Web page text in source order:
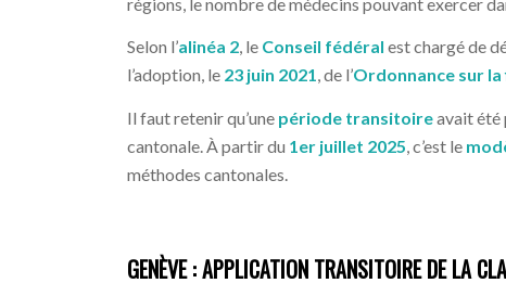
Selon l’alinéa 2, le Conseil fédéral est chargé de
l’adoption, le 23 juin 2021, de l’Ordonnance sur
Il faut retenir qu’une période transitoireavait été
cantonale. À partir du 1er juillet 2025 , c’est le
méthodes cantonales.
GENÈVE : APPLICATION TRANSITOIRE DE LA